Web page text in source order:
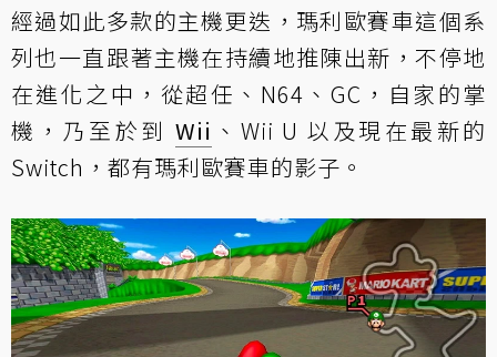
經過如此多款的主機更迭，瑪利歐賽車這個系
列也一直跟著主機在持續地推陳出新，不停地
在進化之中，從超任、N64、GC，自家的掌
機，乃至於到 Wii 、Wii U 以及現在最新的
Switch，都有瑪利歐賽車的影子。